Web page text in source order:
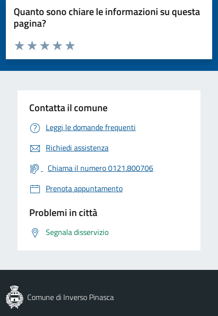
Quanto sono chiare le informazioni su questa
pagina?
Valuta da 1 a 5 stelle la pagina
Valuta 5 stelle su 5
Valuta 4 stelle su 5
Valuta 3 stelle su 5
Valuta 2 stelle su 5
Valuta 1 stelle su 5
Contatta il comune
Leggi le domande frequenti
Richiedi assistenza
Chiama il numero 0121.800706
Prenota appuntamento
Problemi in città
Segnala disservizio
Comune di Inverso Pinasca